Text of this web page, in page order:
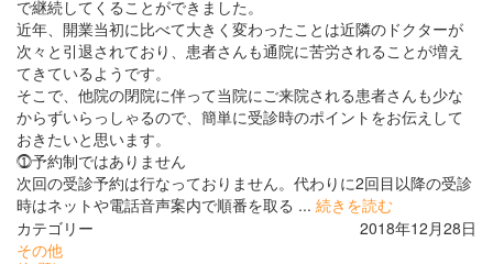
で継続してくることができました。
近年、開業当初に比べて大きく変わったことは近隣のドクターが
次々と引退されており、患者さんも通院に苦労されることが増え
てきているようです。
そこで、他院の閉院に伴って当院にご来院される患者さんも少な
からずいらっしゃるので、簡単に受診時のポイントをお伝えして
おきたいと思います。
⓵予約制ではありません
次回の受診予約は行なっておりません。代わりに2回目以降の受診
時はネットや電話音声案内で順番を取る ... 続きを読む
カテゴリー
その他
2018年12月28日